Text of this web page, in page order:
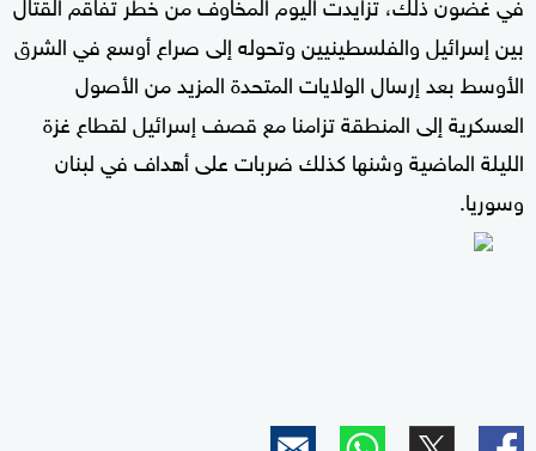
بين إسرائيل والفلسطينيين وتحوله إلى صراع أوسع في الشرق
الأوسط بعد إرسال الولايات المتحدة المزيد من الأصول
العسكرية إلى المنطقة تزامنا مع قصف إسرائيل لقطاع غزة
الليلة الماضية وشنها كذلك ضربات على أهداف في لبنان
وسوريا.